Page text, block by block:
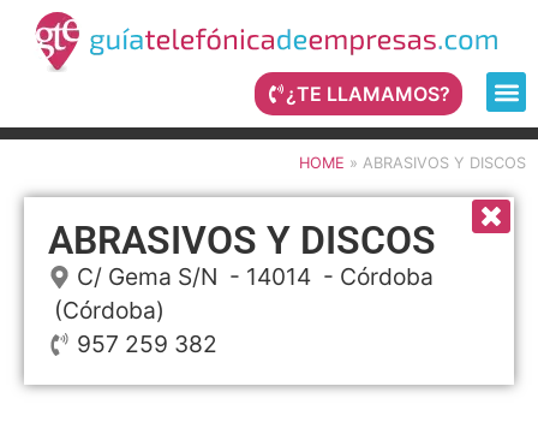
¿TE LLAMAMOS?
HOME » ABRASIVOS Y DISCOS
ABRASIVOS Y DISCOS
C/ Gema S/N - 14014 - Córdoba
(Córdoba)
957 259 382